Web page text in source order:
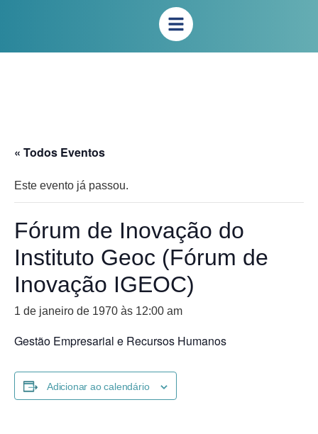
« Todos Eventos
Este evento já passou.
Fórum de Inovação do
Instituto Geoc (Fórum de
Inovação IGEOC)
1 de janeiro de 1970 às 12:00 am
Gestão Empresarial e Recursos Humanos
Adicionar ao calendário